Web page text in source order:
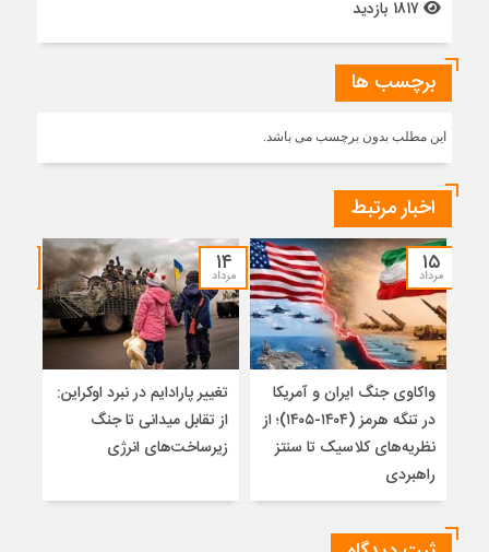
برچسب ها
این مطلب بدون برچسب می باشد.
اخبار مرتبط
۱۵
مرداد
واکاوی جنگ ایران و آمریکا
در تنگه هرمز (۱۴۰۴-۱۴۰۵)؛ از
نظریه‌های کلاسیک تا سنتز
راهبردی
۱۴
مرداد
تغییر پارادایم در نبرد اوکراین:
از تقابل میدانی تا جنگ
زیرساخت‌های انرژی